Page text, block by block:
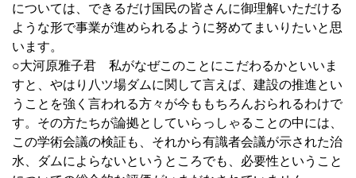
については、できるだけ国民の皆さんに御理解いただける
ような形で事業が進められるように努めてまいりたいと思
います。
○大河原雅子君 私がなぜこのことにこだわるかといいま
すと、やはり八ツ場ダムに関して言えば、建設の推進とい
うことを強く言われる方々が今ももちろんおられるわけで
す。その方たちが論拠としていらっしゃることの中には、
この学術会議の検証も、それから有識者会議が示された治
水、ダムによらないというところでも、必要性ということ